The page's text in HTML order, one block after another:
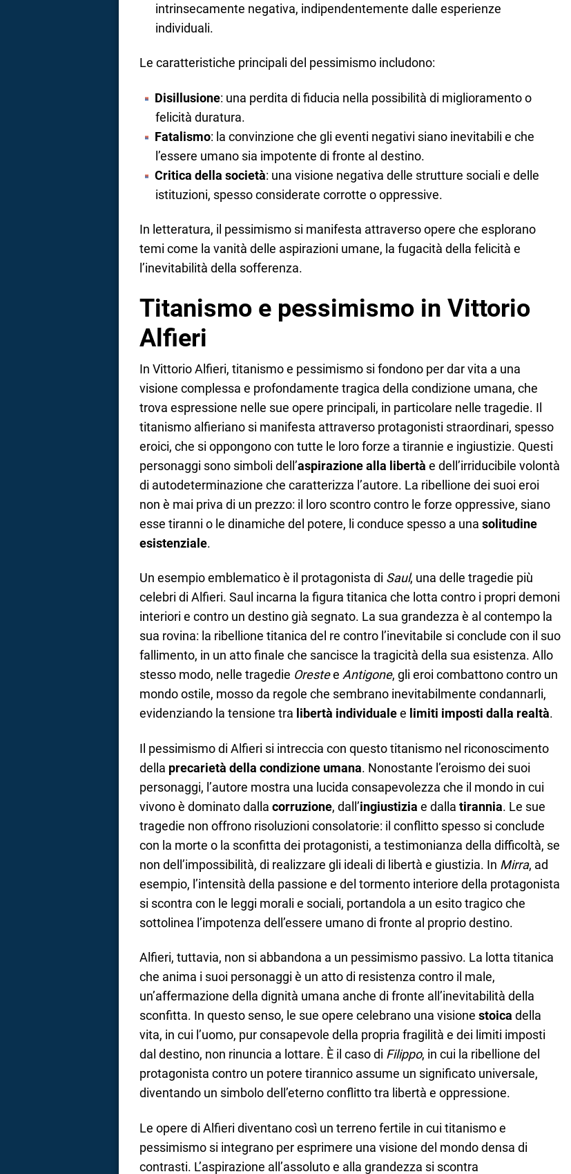
intrinsecamente negativa, indipendentemente dalle esperienze
individuali.
Le caratteristiche principali del pessimismo includono:
Disillusione: una perdita di fiducia nella possibilità di miglioramento o
felicità duratura.
Fatalismo: la convinzione che gli eventi negativi siano inevitabili e che
l’essere umano sia impotente di fronte al destino.
Critica della società: una visione negativa delle strutture sociali e delle
istituzioni, spesso considerate corrotte o oppressive.
In letteratura, il pessimismo si manifesta attraverso opere che esplorano
temi come la vanità delle aspirazioni umane, la fugacità della felicità e
l’inevitabilità della sofferenza.
Titanismo e pessimismo in Vittorio
Alfieri
In Vittorio Alfieri, titanismo e pessimismo si fondono per dar vita a una
visione complessa e profondamente tragica della condizione umana, che
trova espressione nelle sue opere principali, in particolare nelle tragedie. Il
titanismo alfieriano si manifesta attraverso protagonisti straordinari, spesso
eroici, che si oppongono con tutte le loro forze a tirannie e ingiustizie. Questi
personaggi sono simboli dell’aspirazione alla libertà e dell’irriducibile volontà
di autodeterminazione che caratterizza l’autore. La ribellione dei suoi eroi
non è mai priva di un prezzo: il loro scontro contro le forze oppressive, siano
esse tiranni o le dinamiche del potere, li conduce spesso a una solitudine
esistenziale.
Un esempio emblematico è il protagonista di Saul, una delle tragedie più
celebri di Alfieri. Saul incarna la figura titanica che lotta contro i propri demoni
interiori e contro un destino già segnato. La sua grandezza è al contempo la
sua rovina: la ribellione titanica del re contro l’inevitabile si conclude con il suo
fallimento, in un atto finale che sancisce la tragicità della sua esistenza. Allo
stesso modo, nelle tragedie Orestee Antigone, gli eroi combattono contro un
mondo ostile, mosso da regole che sembrano inevitabilmente condannarli,
evidenziando la tensione tra libertà individualee limiti imposti dalla realtà.
Il pessimismo di Alfieri si intreccia con questo titanismo nel riconoscimento
della precarietà della condizione umana. Nonostante l’eroismo dei suoi
personaggi, l’autore mostra una lucida consapevolezza che il mondo in cui
vivono è dominato dalla corruzione, dall’ingiustizia e dalla tirannia. Le sue
tragedie non offrono risoluzioni consolatorie: il conflitto spesso si conclude
con la morte o la sconfitta dei protagonisti, a testimonianza della difficoltà, se
non dell’impossibilità, di realizzare gli ideali di libertà e giustizia. In Mirra, ad
esempio, l’intensità della passione e del tormento interiore della protagonista
si scontra con le leggi morali e sociali, portandola a un esito tragico che
sottolinea l’impotenza dell’essere umano di fronte al proprio destino.
Alfieri, tuttavia, non si abbandona a un pessimismo passivo. La lotta titanica
che anima i suoi personaggi è un atto di resistenza contro il male,
un’affermazione della dignità umana anche di fronte all’inevitabilità della
sconfitta. In questo senso, le sue opere celebrano una visione stoica della
vita, in cui l’uomo, pur consapevole della propria fragilità e dei limiti imposti
dal destino, non rinuncia a lottare. È il caso di Filippo, in cui la ribellione del
protagonista contro un potere tirannico assume un significato universale,
diventando un simbolo dell’eterno conflitto tra libertà e oppressione.
Le opere di Alfieri diventano così un terreno fertile in cui titanismo e
pessimismo si integrano per esprimere una visione del mondo densa di
contrasti. L’aspirazione all’assoluto e alla grandezza si scontra